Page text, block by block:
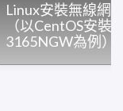
Linux安裝無線網
（以CentOS安裝
3165NGW為例）